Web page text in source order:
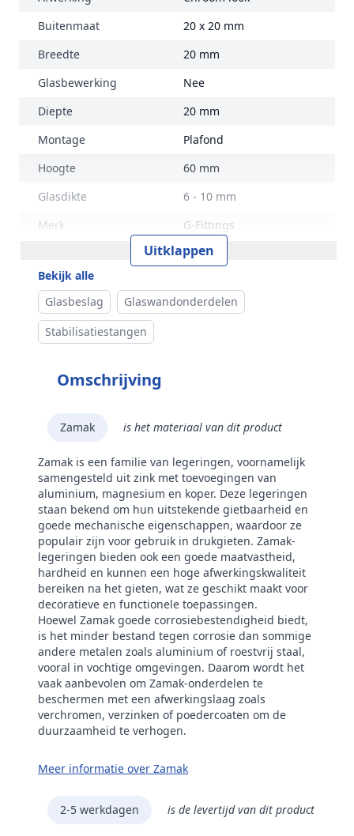
Buitenmaat
20 x 20 mm
Breedte
20 mm
Glasbewerking
Nee
Diepte
20 mm
Montage
Plafond
Hoogte
60 mm
Glasdikte
6 - 10 mm
Merk
G-Fittings
Uitklappen
Bekijk alle
Glasbeslag
Glaswandonderdelen
Stabilisatiestangen
Omschrijving
Zamak is het materiaal van dit product
Zamak is een familie van legeringen, voornamelijk
samengesteld uit zink met toevoegingen van
aluminium, magnesium en koper. Deze legeringen
staan bekend om hun uitstekende gietbaarheid en
goede mechanische eigenschappen, waardoor ze
populair zijn voor gebruik in drukgieten. Zamak-
legeringen bieden ook een goede maatvastheid,
hardheid en kunnen een hoge afwerkingskwaliteit
bereiken na het gieten, wat ze geschikt maakt voor
decoratieve en functionele toepassingen.
Hoewel Zamak goede corrosiebestendigheid biedt,
is het minder bestand tegen corrosie dan sommige
andere metalen zoals aluminium of roestvrij staal,
vooral in vochtige omgevingen. Daarom wordt het
vaak aanbevolen om Zamak-onderdelen te
beschermen met een afwerkingslaag zoals
verchromen, verzinken of poedercoaten om de
duurzaamheid te verhogen.
Meer informatie over Zamak
2-5 werkdagen is de levertijd van dit product